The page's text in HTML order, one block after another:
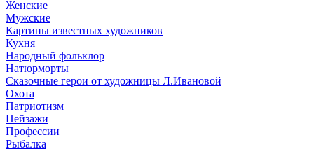
Женские
Мужские
Картины известных художников
Кухня
Народный фольклор
Натюрморты
Сказочные герои от художницы Л.Ивановой
Охота
Патриотизм
Пейзажи
Профессии
Рыбалка